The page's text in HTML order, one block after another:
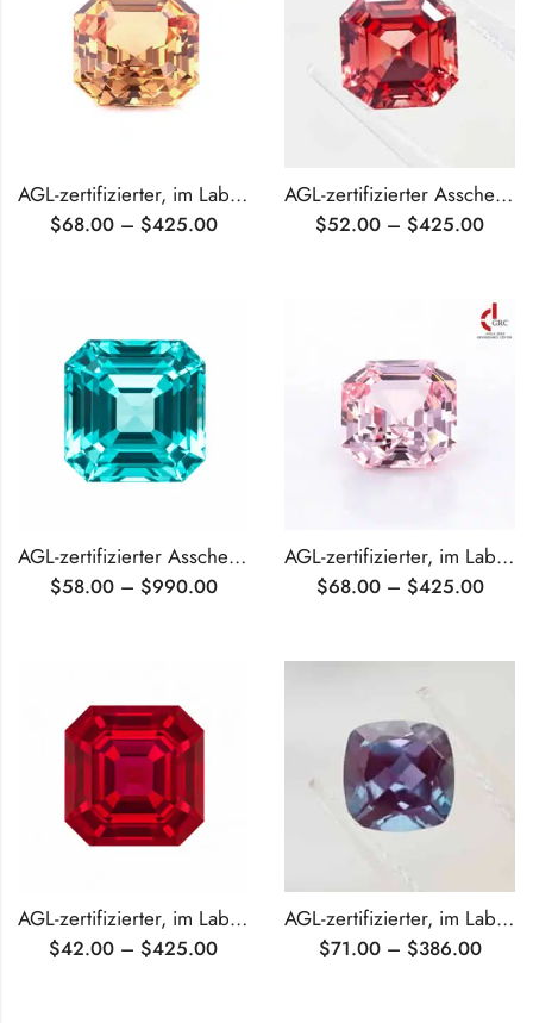
AGL-zertifizierter, im Labor gezüchteter orangefarbener Saphir im Asscher-Schliff
$68.00 – $425.00
AGL-zertifizierter Asscher-Schnitt, im Labor angebauter Padparadscha
$52.00 – $425.00
AGL-zertifizierter Asscher-Schnitt aus im Labor gezüchteter Paraiba
$58.00 – $990.00
AGL-zertifizierter, im Labor gezüchteter rosa Saphir im Asscher-Schliff
$68.00 – $425.00
AGL-zertifizierter, im Labor gezüchteter Rubin im Asscher-Schliff
$42.00 – $425.00
AGL-zertifizierter, im Labor gezüchteter Alexandrit im Kissenschliff
$71.00 – $386.00